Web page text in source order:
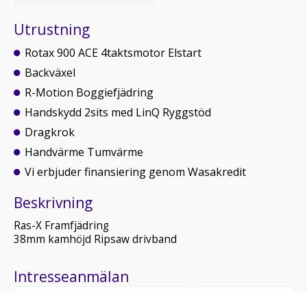
Utrustning
Rotax 900 ACE 4taktsmotor Elstart
Backväxel
R-Motion Boggiefjädring
Handskydd 2sits med LinQ Ryggstöd
Dragkrok
Handvärme Tumvärme
Vi erbjuder finansiering genom Wasakredit
Beskrivning
Ras-X Framfjädring
38mm kamhöjd Ripsaw drivband
Intresseanmälan